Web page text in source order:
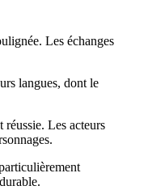
Les échanges
langues, dont le
réussie. Les acteurs